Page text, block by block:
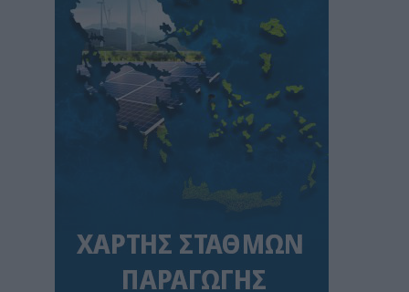
Γηροκομείου Αθηνών με 1,5 εκατ. ευρώ από
πόρους του Πράσινου Ταμείου
ΧΡΗΣΤΙΚΑ 07/08/2026 - 08:24
Γιάννης Τριήρης: «Βιομηχανία κοροϊδίας» το
Μέγαρο Μαξίμου
ΑΡΘΡΑ - ΑΝΑΛΥΣΕΙΣ 07/08/2026 - 08:01
Γιατί η επιμονή στους 18°C μπορεί να
βλάψει το κλιματιστικό σας αυτό το
ΧΡΗΣΤΙΚΑ 07/08/2026 - 06:46
Μήπως καταστρέφετε το κινητό σας; Τα 3